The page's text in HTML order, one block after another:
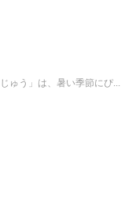
ゅう」は、暑い季節にぴ...